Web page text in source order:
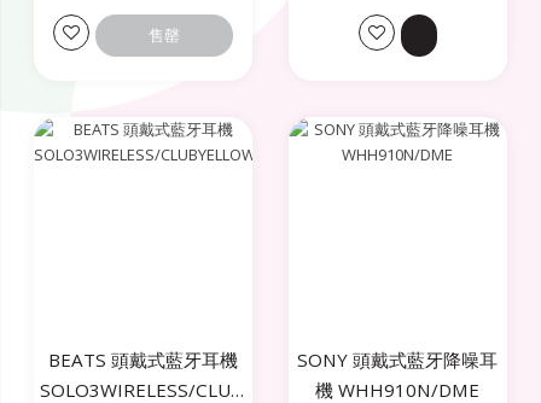
售罄
BEATS 頭戴式藍牙耳機
SOLO3WIRELESS/CLUBYELLOW
SONY 頭戴式藍牙降噪耳
機 WHH910N/DME